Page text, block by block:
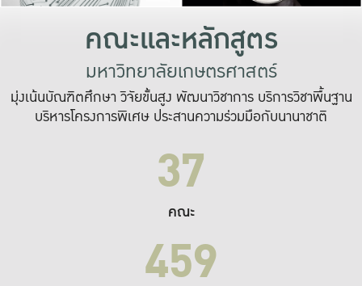
คณะและหลักสูตร
มหาวิทยาลัยเกษตรศาสตร์
มุ่งเน้นบัณฑิตศึกษา วิจัยขั้นสูง พัฒนาวิชาการ บริการวิชาพื้นฐาน
บริหารโครงการพิเศษ ประสานความร่วมมือกับนานาชาติ
37
คณะ
459